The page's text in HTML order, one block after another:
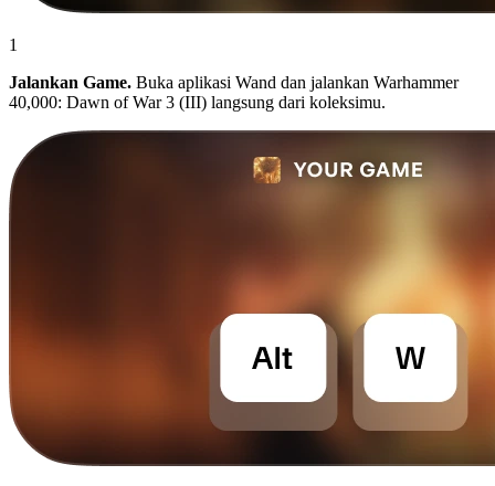
1
Jalankan Game. Buka aplikasi Wand dan jalankan Warhammer
40,000: Dawn of War 3 (III) langsung dari koleksimu.